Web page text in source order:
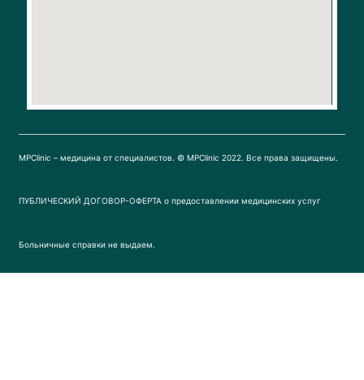
MPClinic – медицина от специалистов. © MPClinic 2022. Все права защищены.
ПУБЛИЧЕСКИЙ ДОГОВОР-ОФЕРТА о предоставлении медицинских услуг
Больничные справки не выдаем.